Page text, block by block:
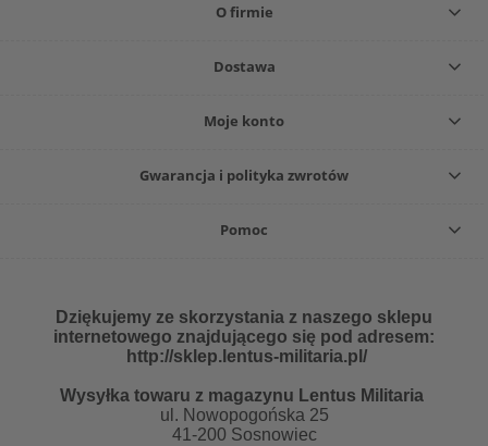
O firmie
Dostawa
Moje konto
Gwarancja i polityka zwrotów
Pomoc
Dziękujemy ze skorzystania z naszego sklepu
internetowego znajdującego się pod adresem:
http://sklep.lentus-militaria.pl/
Wysyłka towaru z magazynu Lentus Militaria
ul. Nowopogońska 25
41-200 Sosnowiec